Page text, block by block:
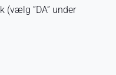
(vælg ”DA” under